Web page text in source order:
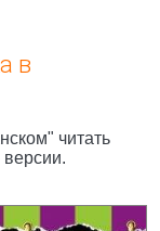
в
читать